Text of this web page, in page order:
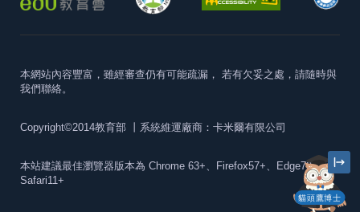
貓頭鷹博士
本網站內容豐富，雖經審查仍有可能疏漏， 若有欠妥之處，請隨時與
我們聯絡。
Copyright©2014教育部 丨系統維運廠商：卡米爾有限公司
本站建議最佳瀏覽器版本為 Chrome 63+、Firefox57+、Edge79+及
Safari11+